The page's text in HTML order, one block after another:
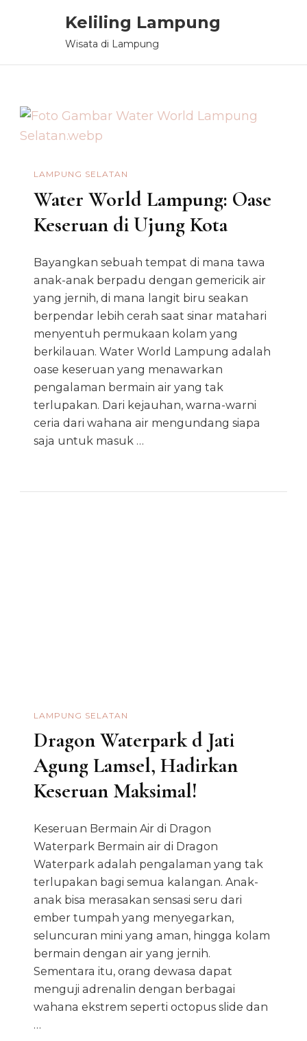
Keliling Lampung
Wisata di Lampung
LAMPUNG SELATAN
Water World Lampung: Oase
Keseruan di Ujung Kota
Bayangkan sebuah tempat di mana tawa
anak-anak berpadu dengan gemericik air
yang jernih, di mana langit biru seakan
berpendar lebih cerah saat sinar matahari
menyentuh permukaan kolam yang
berkilauan. Water World Lampung adalah
oase keseruan yang menawarkan
pengalaman bermain air yang tak
terlupakan. Dari kejauhan, warna-warni
ceria dari wahana air mengundang siapa
saja untuk masuk …
LAMPUNG SELATAN
Dragon Waterpark d Jati
Agung Lamsel, Hadirkan
Keseruan Maksimal!
Keseruan Bermain Air di Dragon
Waterpark Bermain air di Dragon
Waterpark adalah pengalaman yang tak
terlupakan bagi semua kalangan. Anak-
anak bisa merasakan sensasi seru dari
ember tumpah yang menyegarkan,
seluncuran mini yang aman, hingga kolam
bermain dengan air yang jernih.
Sementara itu, orang dewasa dapat
menguji adrenalin dengan berbagai
wahana ekstrem seperti octopus slide dan
…